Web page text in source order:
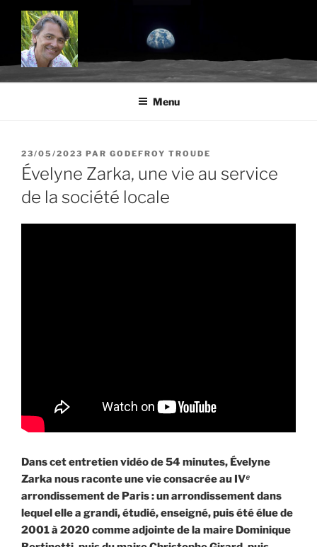
Aller
contenu
principal
BLOG.TROUDE.COM
Science, environnement et citoyenneté
Menu
PUBLIÉ
LE
23/05/2023 PAR GODEFROY TROUDE
Évelyne Zarka, une vie au service
de la société locale
Dans cet entretien vidéo de 54 minutes, Évelyne
Zarka nous raconte une vie consacrée au IVᵉ
arrondissement de Paris : un arrondissement dans
lequel elle a grandi, étudié, enseigné, puis été élue de
2001 à 2020 comme adjointe de la maire Dominique